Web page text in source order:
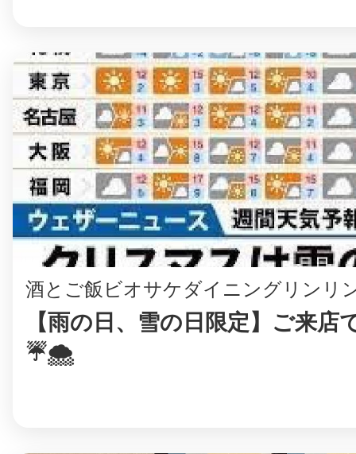
酒とご飯ビオサケダイニングリンリ
【雨の日、雪の日限定】ご来店
☔️🌨
©︎ KAYAC Inc.All